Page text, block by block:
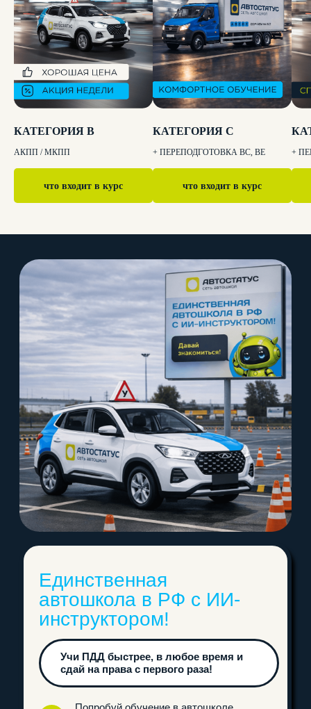
КАТЕГОРИЯ B
АКПП / МКПП
что входит в курс
КАТЕГОРИЯ C
+ ПЕРЕПОДГОТОВКА BC, BE
что входит в курс
+
ПОДПИШИСЬ